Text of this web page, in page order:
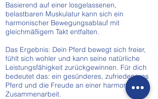
Basierend auf einer losgelassenen,
belastbaren Muskulatur kann sich ein
harmonischer Bewegungsablauf mit
gleichmäßigem Takt entfalten.
Das Ergebnis: Dein Pferd bewegt sich freier,
fühlt sich wohler und kann seine natürliche
Leistungsfähigkeit zurückgewinnen. Für dich
bedeutet das: ein gesünderes, zufriedeneres
Pferd und die Freude an einer harmonischen
Zusammenarbeit.